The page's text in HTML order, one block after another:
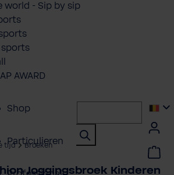
world - Sip by sip
AWARD
Shop
Particulieren
tijd Broeken
Joggingsbroek Kinderen